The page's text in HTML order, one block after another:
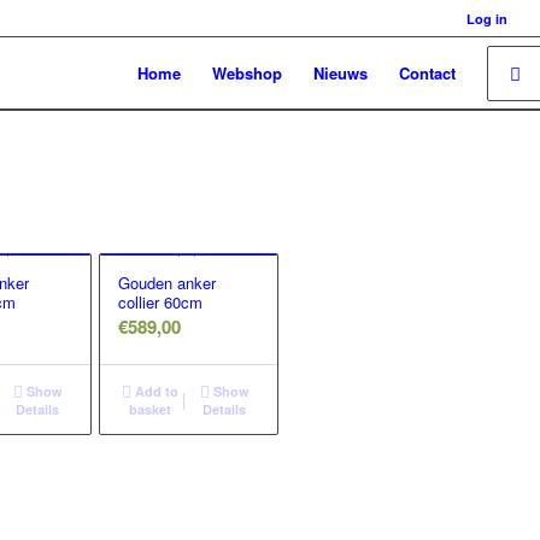
Log in
Home Webshop Nieuws Contact
Show
Details
Gouden anker
collier 60cm
€589,00
Add to
basket
Show
Details